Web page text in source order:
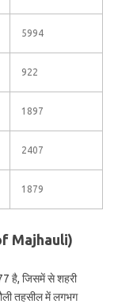
5994
922
1897
2407
1879
Majhauli)
है, जिसमें से शहरी
तहसील में लगभग